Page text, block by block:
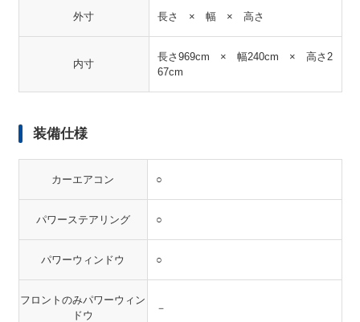
外寸 長さ × 幅 × 高さ
内寸
長さ969cm × 幅240cm × 高さ2
67cm
装備仕様
カーエアコン ○
パワーステアリング ○
パワーウィンドウ ○
フロントのみパワーウィン
ドウ
－